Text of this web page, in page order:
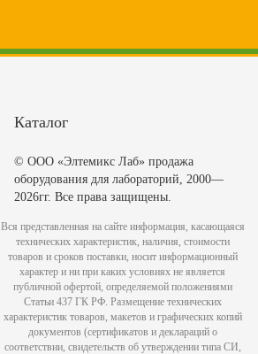
Каталог
© ООО «Элтемикс Лаб» продажа
оборудования для лабораторий, 2000—
2026гг. Все права защищены.
Вся представленная на сайте информация, касающаяся
технических характеристик, наличия, стоимости
товаров и сроков поставки, носит информационный
характер и ни при каких условиях не является
публичной офертой, определяемой положениями
Статьи 437 ГК РФ. Размещение технических
характеристик товаров, макетов и графических копий
документов (сертификатов и деклараций о
соответствии, свидетельств об утверждении типа СИ,